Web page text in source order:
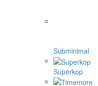
Subminimal
Superkop